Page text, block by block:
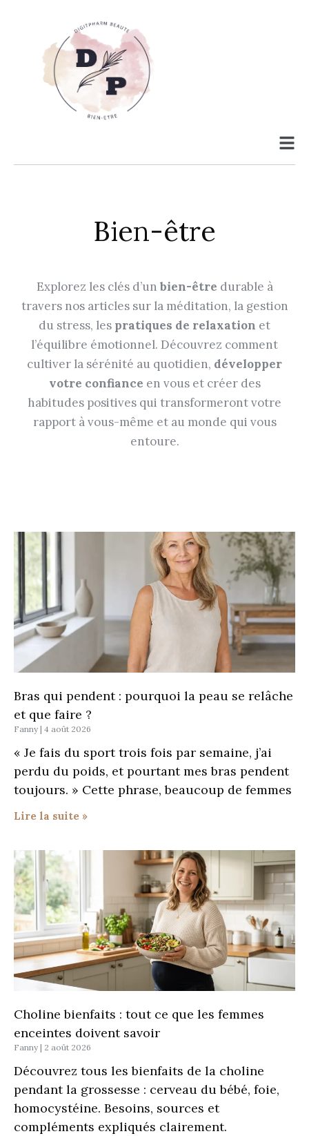
Bien-être
Explorez les clés d’un bien-être durable à
travers nos articles sur la méditation, la gestion
du stress, les pratiques de relaxation et
l’équilibre émotionnel. Découvrez comment
cultiver la sérénité au quotidien, développer
votre confiance en vous et créer des
habitudes positives qui transformeront votre
rapport à vous-même et au monde qui vous
entoure.
Bras qui pendent : pourquoi la peau se relâche
et que faire ?
Fanny 4 août 2026
« Je fais du sport trois fois par semaine, j’ai
perdu du poids, et pourtant mes bras pendent
toujours. » Cette phrase, beaucoup de femmes
Lire la suite »
Choline bienfaits : tout ce que les femmes
enceintes doivent savoir
Fanny 2 août 2026
Découvrez tous les bienfaits de la choline
pendant la grossesse : cerveau du bébé, foie,
homocystéine. Besoins, sources et
compléments expliqués clairement.